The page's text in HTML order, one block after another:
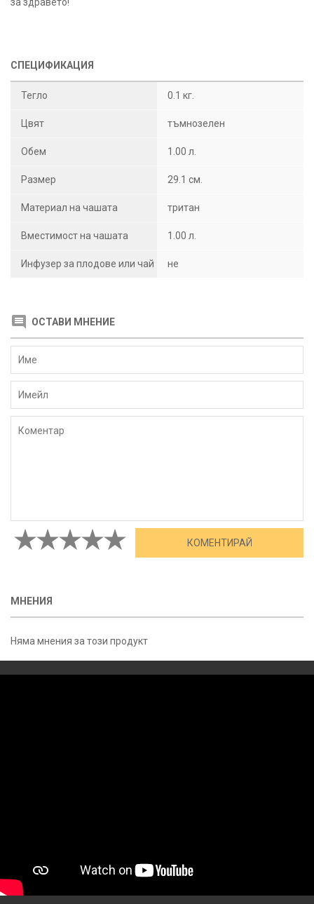
СПЕЦИФИКАЦИЯ
Тегло 0.1 кг.
Цвят тъмнозелен
Обем 1.00 л.
Размер 29.1 см.
Материал на чашата тритан
Вместимост на чашата 1.00 л.
Инфузер за плодове или чай не
ОСТАВИ МНЕНИЕ
МНЕНИЯ
Няма мнения за този продукт